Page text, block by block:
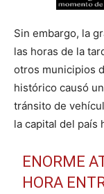
Sin embargo, la
las horas de la
otros municipios
histórico causó
tránsito de
la capital del país
ENORME
HORA